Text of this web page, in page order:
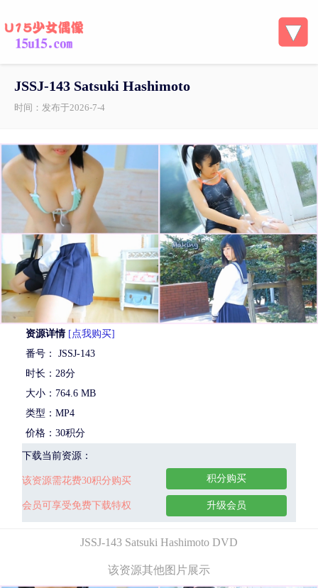
JSSJ-143 Satsuki Hashimoto
时间：发布于2026-7-4
资源详情 [点我购买]
番号： JSSJ-143
时长：28分
大小：764.6 MB
类型：MP4
价格：30积分
下载当前资源：
该资源需花费30积分购买
会员可享受免费下载特权
积分购买
升级会员
JSSJ-143 Satsuki Hashimoto DVD
该资源其他图片展示